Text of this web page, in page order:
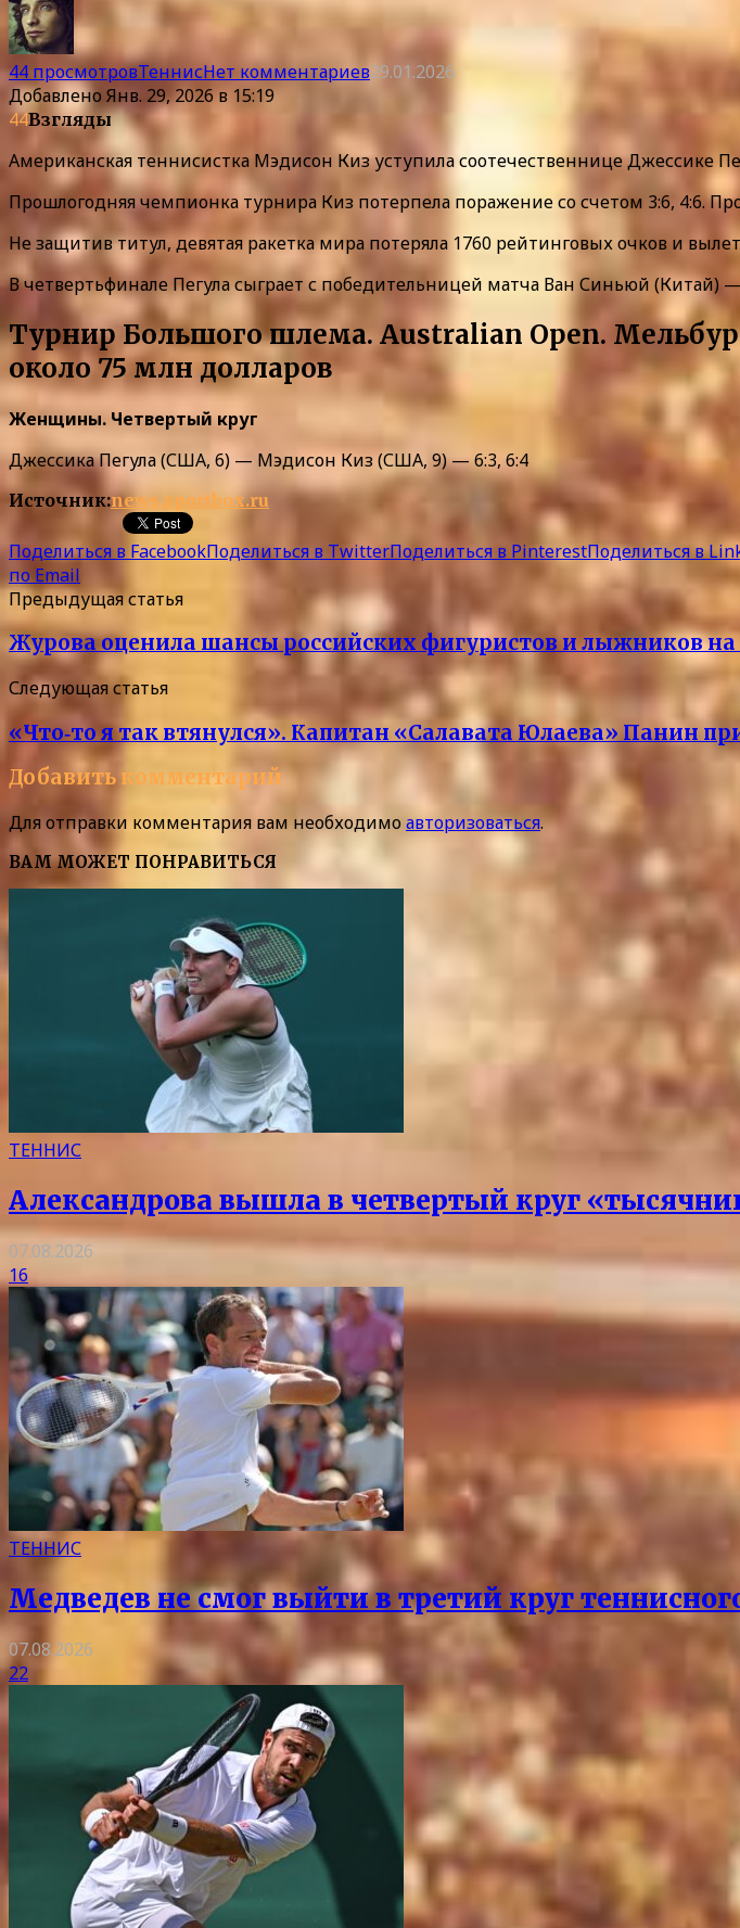
44 просмотровТеннисНет комментариев29.01.2026
ДобавленоЯнв. 29, 2026 в 15:19
44Взгляды
Американская теннисистка Мэдисон Киз уступила соотечественнице Джессике
Прошлогодняя чемпионка турнира Киз потерпела поражение со счетом 3:6, 4:6.
Не защитив титул, девятая ракетка мира потеряла 1760 рейтинговых очков и
В четвертьфинале Пегула сыграет с победительницей матча Ван Синьюй
Турнир Большого шлема. Australian Open.
около 75 млн долларов
Женщины. Четвертый круг
Джессика Пегула (США, 6) — Мэдисон Киз (США, 9) — 6:3, 6:4
Источник:news.sportbox.ru
Поделиться в FacebookПоделиться в TwitterПоделиться в PinterestПоделиться в
по Email
Предыдущая статья
Журова оценила шансы российских фигуристов и лыжников
Следующая статья
«Что‑то я так втянулся». Капитан «Салавата Юлаева» Панин
Добавить комментарий
Для отправки комментария вам необходимоавторизоваться.
ВАМ МОЖЕТ ПОНРАВИТЬСЯ
ТЕННИС
Александрова вышла в четвертый круг
07.08.2026
16
ТЕННИС
Медведев не смог выйти в третий круг
07.08.2026
22